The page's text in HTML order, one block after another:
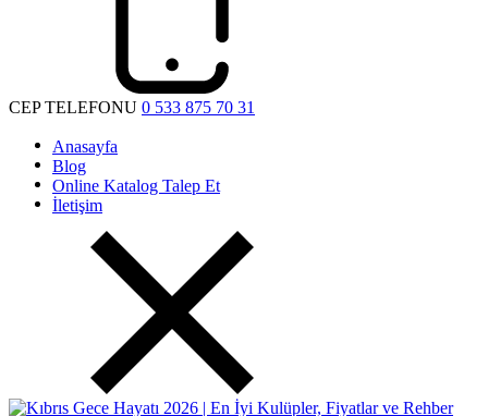
CEP TELEFONU 0 533 875 70 31
Anasayfa
Blog
Online Katalog Talep Et
İletişim